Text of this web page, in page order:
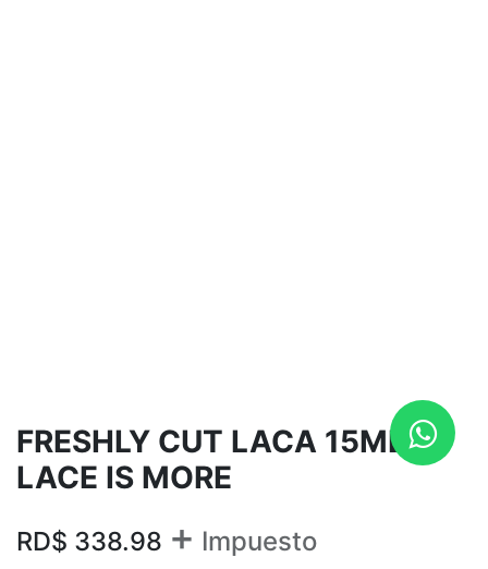
FRESHLY CUT LACA 15ML
LACE IS MORE
RD$ 338.98 + Impuesto